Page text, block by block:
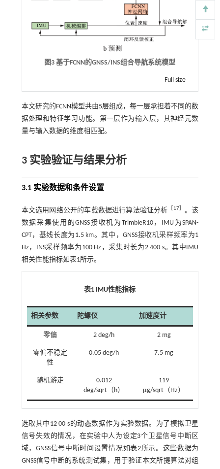
图3 基于FCNN的GNSS/INS组合导航系统模型
Full size
本文研究的FCNN模型共由5层组成，每一层承担着不同的数
据处理和特征学习功能。第一层作为输入层，其神经元数
量与输入数据的维度相匹配。
3 实验验证与结果分析
3.1 实验数据和条件设置
本文选用网络公开的车载数据进行算法验证分析 17］ 。该
数据采集使用的GNSS接收机为TrimbleR10，IMU为SPAN-
CPT，基线长度为1.5 km。其中，GNSS接收机采样频率为1
Hz，INS采样频率为100 Hz，采集时长为2 400 s。其中IMU
相关性能指标如表1所示。
表1 IMU性能指标
相关参数 陀螺仪 加速度计
零偏 2 deg/h 2 mg
零偏不稳定
性
0.05 deg/h 7.5 mg
随机游走
0.012
deg/sqrt（h）
119
μg/sqrt（Hz）
选取其中12 00 s的动态数据作为实验数据。为了模拟卫星
信号失效的情况，在实验中人为设定3个卫星信号中断区
域，GNSS信号中断时间设置情况如表2所示。这些数据为
GNSS信号中断的系统测试集，用于验证本文所提算法对组